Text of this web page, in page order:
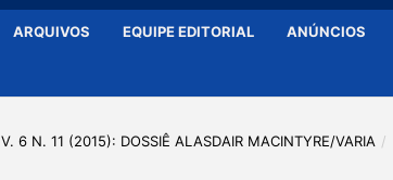
ARQUIVOS EQUIPE EDITORIAL ANÚNCIOS
V. 6 N. 11 (2015): DOSSIÊ ALASDAIR MACINTYRE/VARIA /